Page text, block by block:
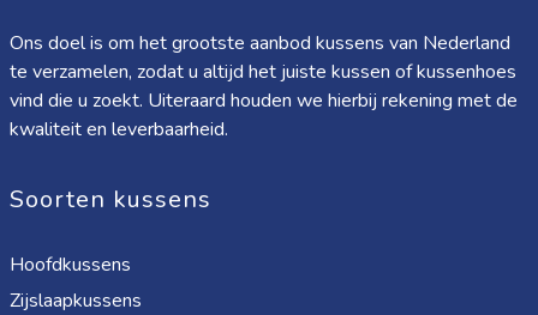
Ons doel is om het grootste aanbod kussens van Nederland
te verzamelen, zodat u altijd het juiste kussen of kussenhoes
vind die u zoekt. Uiteraard houden we hierbij rekening met de
kwaliteit en leverbaarheid.
Soorten kussens
Hoofdkussens
Zijslaapkussens